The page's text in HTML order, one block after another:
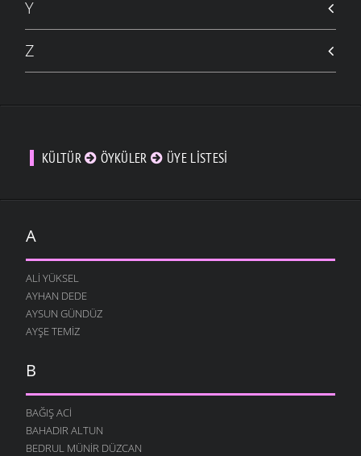
Y
Z
KÜLTÜR ÖYKÜLER ÜYE LISTESI
A
ALI YÜKSEL
AYHAN DEDE
AYSUN GÜNDÜZ
AYŞE TEMIZ
B
BAĞIŞ ACI
BAHADIR ALTUN
BEDRUL MÜNIR DÜZCAN